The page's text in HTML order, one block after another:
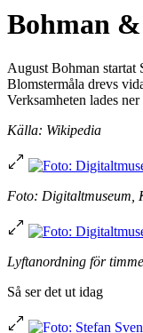
Bohman
August Bohman startat
Blomstermåla drevs
Verksamheten lades ner
Källa: Wikipedia
Foto: Digitaltmuseum,
Lyftanordning för
Så ser det ut idag